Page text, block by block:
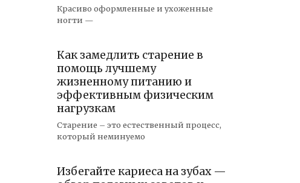
Красиво оформленные и ухоженные
ногти —
Как замедлить старение в
помощь лучшему
жизненному питанию и
эффективным физическим
нагрузкам
Старение – это естественный процесс,
который неминуемо
Избегайте кариеса на зубах —